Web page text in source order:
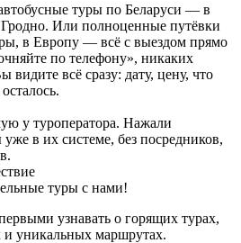
туры по Беларуси — в
Или полноценные путёвки
в Европу — всё с выездом прямо
по телефону», никаких
всё сразу: дату, цену, что
у туроператора. Нажали
в их системе, без посредников,
туры с нами!
узнавать о горящих турах,
уникальных маршрутах.